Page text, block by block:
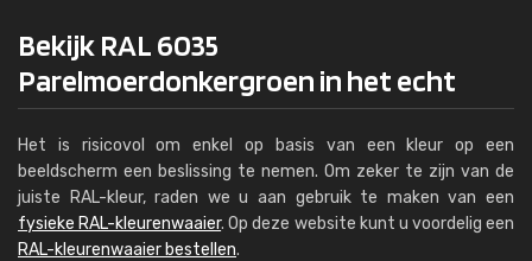
Bekijk RAL 6035
Parelmoerdonkergroen in het echt
Het is risicovol om enkel op basis van een kleur op een
beeldscherm een beslissing te nemen. Om zeker te zijn van de
juiste RAL-kleur, raden we u aan gebruik te maken van een
fysieke RAL-kleurenwaaier. Op deze website kunt u voordelig een
RAL-kleurenwaaier bestellen.